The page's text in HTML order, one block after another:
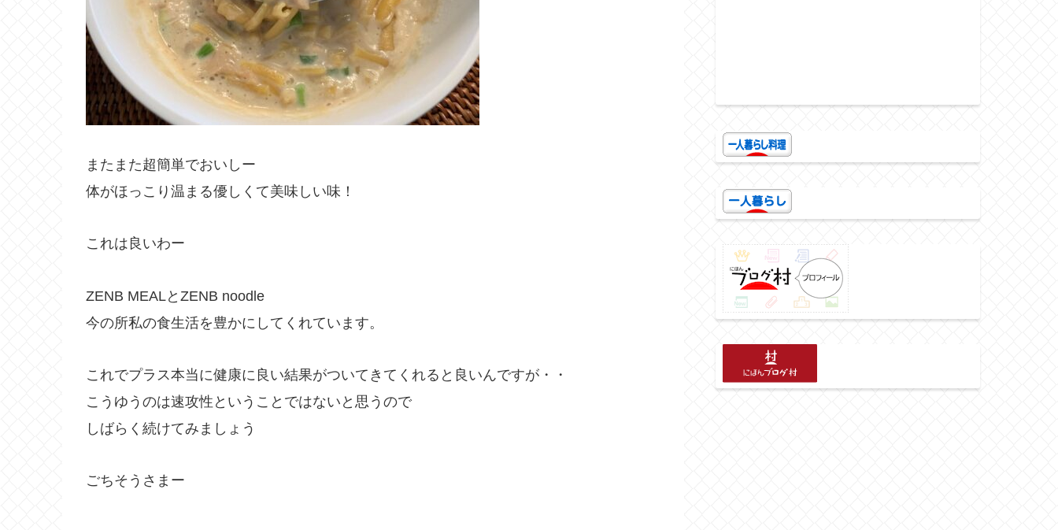
またまた超簡単でおいしー
体がほっこり温まる優しくて美味しい味！
これは良いわー
ZENB MEALとZENB noodle
今の所私の食生活を豊かにしてくれています。
これでプラス本当に健康に良い結果がついてきてくれると良いんですが・・
こうゆうのは速攻性ということではないと思うので
しばらく続けてみましょう
ごちそうさまー